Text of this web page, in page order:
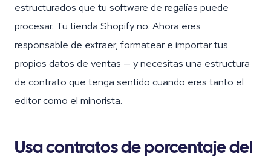
estructurados que tu software de regalías puede
procesar. Tu tienda Shopify no. Ahora eres
responsable de extraer, formatear e importar tus
propios datos de ventas — y necesitas una estructura
de contrato que tenga sentido cuando eres tanto el
editor como el minorista.
Usa contratos de porcentaje del